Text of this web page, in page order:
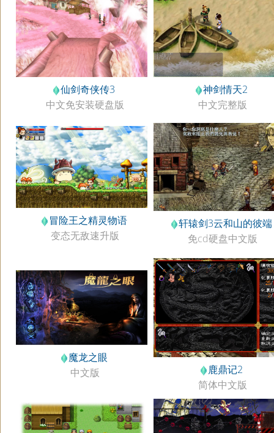
仙剑奇侠传3
中文免安装硬盘版
神剑情天2
中文完整版
冒险王之精灵物语
变态无敌速升版
轩辕剑3云和山的彼端
免cd硬盘中文版
魔龙之眼
中文版
鹿鼎记2
简体中文版